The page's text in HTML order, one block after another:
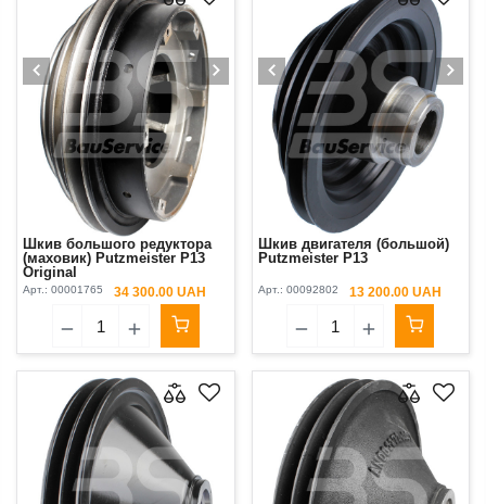
Шкив большого редуктора
(маховик) Putzmeister P13
Original
Арт.: 00001765 34 300.00 UAH
Шкив двигателя (большой)
Putzmeister P13
Арт.: 00092802 13 200.00 UAH